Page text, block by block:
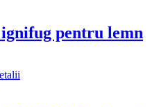
pentru lemn